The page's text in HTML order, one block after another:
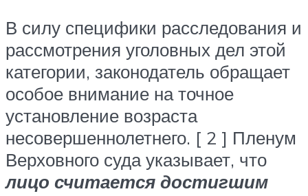
В силу специфики расследования и
рассмотрения уголовных дел этой
категории, законодатель обращает
особое внимание на точное
установление возраста
несовершеннолетнего. [ 2 ] Пленум
Верховного суда указывает, что
лицо считается достигшим